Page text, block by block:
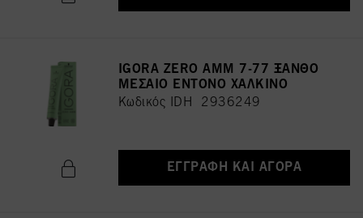
IGORA ZERO AMM 7-77 ΞΑΝΘΟ
ΜΕΣΑΙΟ ΕΝΤΟΝΟ ΧΑΛΚΙΝΟ
Κωδικός IDH 2936249
ΕΓΓΡΑΦΉ ΚΑΙ ΑΓΟΡΆ